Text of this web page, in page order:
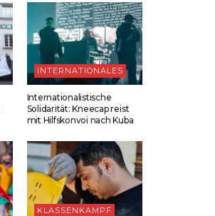
INTERNATIONALES
Internationalistische
Solidarität: Kneecap reist
mit Hilfskonvoi nach Kuba
KLASSENKAMPF